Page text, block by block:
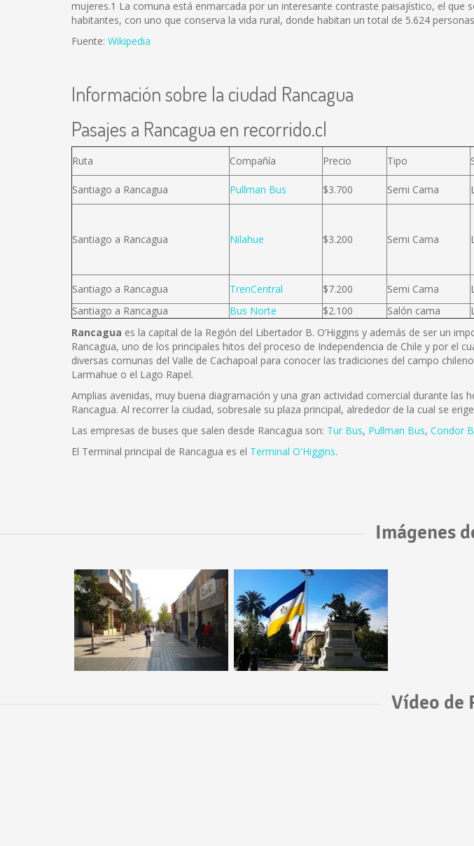
mujeres.1 La comuna está enmarcada por un interesante contraste paisajístico, el que
habitantes, con uno que conserva la vida rural, donde habitan un total de 5.624
Fuente: Wikipedia
Información sobre la ciudad Rancagua
Pasajes a Rancagua en recorrido.cl
Ruta Compañía Precio Tipo
Santiago a Rancagua Pullman Bus $3.700 Semi Cama
Santiago a Rancagua Nilahue $3.200 Semi Cama
Santiago a Rancagua TrenCentral $7.200 Semi Cama
Santiago a Rancagua
Bus Norte $2.100 Salón cama
Rancagua es la capital de la Región del Libertador B. O’Higgins y además de ser un
Rancagua, uno de los principales hitos del proceso de Independencia de Chile y por el
diversas comunas del Valle de Cachapoal para conocer las tradiciones del campo
Larmahue o el Lago Rapel.
Amplias avenidas, muy buena diagramación y una gran actividad comercial durante
Rancagua. Al recorrer la ciudad, sobresale su plaza principal, alrededor de la cual se
Las empresas de buses que salen desde Rancagua son: Tur Bus, Pullman Bus, Condor
El Terminal principal de Rancagua es el Terminal O'Higgins.
Imágenes
Vídeo de